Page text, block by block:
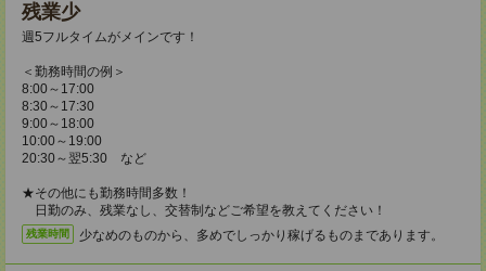
残業少
週5フルタイムがメインです！
＜勤務時間の例＞
8:00～17:00
8:30～17:30
9:00～18:00
10:00～19:00
20:30～翌5:30 など
★その他にも勤務時間多数！
日勤のみ、残業なし、交替制などご希望を教えてください！
残業時間 少なめのものから、多めでしっかり稼げるものまであります。